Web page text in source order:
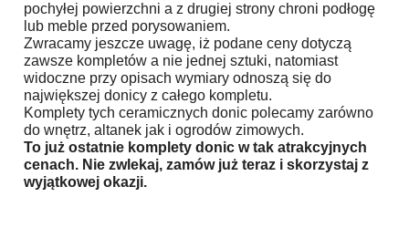
pochyłej powierzchni a z drugiej strony chroni podłogę
lub meble przed porysowaniem.
Zwracamy jeszcze uwagę, iż podane ceny dotyczą
zawsze kompletów a nie jednej sztuki, natomiast
widoczne przy opisach wymiary odnoszą się do
największej donicy z całego kompletu.
Komplety tych ceramicznych donic polecamy zarówno
do wnętrz, altanek jak i ogrodów zimowych.
To już ostatnie komplety donic w tak atrakcyjnych
cenach. Nie zwlekaj, zamów już teraz i skorzystaj z
wyjątkowej okazji.